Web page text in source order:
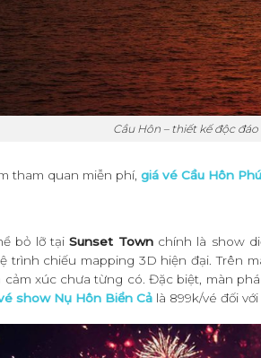
Cầu Hôn – thiết kế độc
tham quan miễn phí, giá vé Cầu Hôn
bỏ lỡ tạiSunset Townchính là show
trình chiếu mapping 3D hiện đại. Trên
xúc chưa từng có. Đặc biệt, màn
show Nụ Hôn Biển Cả là 899k/vé đối